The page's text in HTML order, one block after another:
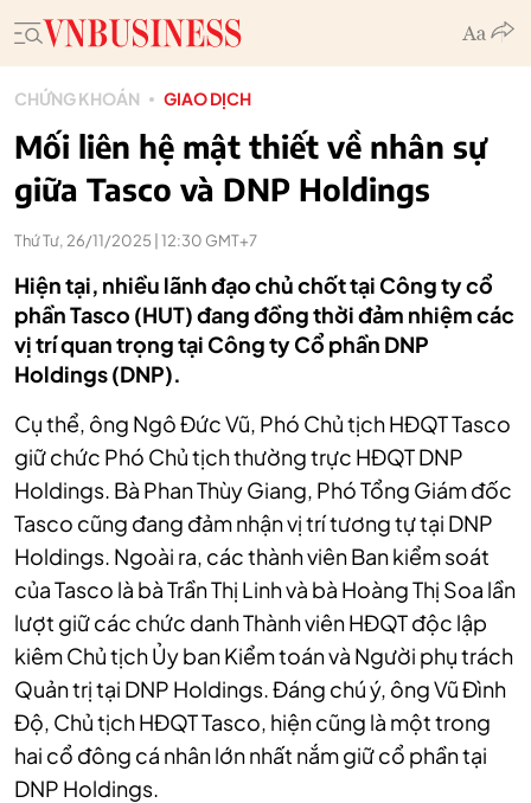
CHỨNG KHOÁN GIAO DỊCH
Mối liên hệ mật thiết về nhân sự
giữa Tasco và DNP Holdings
Thứ Tư, 26/11/2025 | 12:30 GMT+7
Hiện tại, nhiều lãnh đạo chủ chốt tại Công ty cổ
phần Tasco (HUT) đang đồng thời đảm nhiệm các
vị trí quan trọng tại Công ty Cổ phần DNP
Holdings (DNP).
Cụ thể, ông Ngô Đức Vũ, Phó Chủ tịch HĐQT Tasco
giữ chức Phó Chủ tịch thường trực HĐQT DNP
Holdings. Bà Phan Thùy Giang, Phó Tổng Giám đốc
Tasco cũng đang đảm nhận vị trí tương tự tại DNP
Holdings. Ngoài ra, các thành viên Ban kiểm soát
của Tasco là bà Trần Thị Linh và bà Hoàng Thị Soa lần
lượt giữ các chức danh Thành viên HĐQT độc lập
kiêm Chủ tịch Ủy ban Kiểm toán và Người phụ trách
Quản trị tại DNP Holdings. Đáng chú ý, ông Vũ Đình
Độ, Chủ tịch HĐQT Tasco, hiện cũng là một trong
hai cổ đông cá nhân lớn nhất nắm giữ cổ phần tại
DNP Holdings.